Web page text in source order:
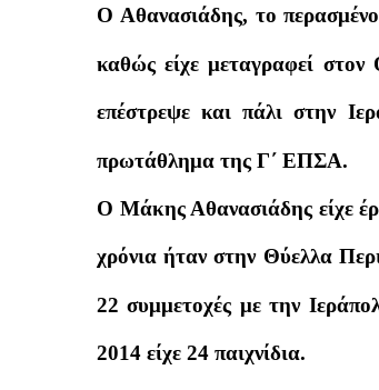
Ο Αθανασιάδης, το
καθώς είχε μεταγραφεί
επέστρεψε και πάλι στην
πρωτάθλημα της Γ΄ ΕΠΣΑ.
Ο Μάκης Αθανασιάδης είχε
χρόνια ήταν στην Θύελλα
22 συμμετοχές με την
2014 είχε 24 παιχνίδια.